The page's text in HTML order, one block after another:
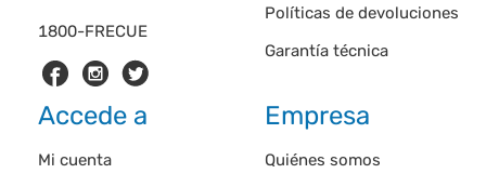
1800-FRECUE
Políticas de devoluciones
Garantía técnica
Accede a
Mi cuenta
Empresa
Quiénes somos